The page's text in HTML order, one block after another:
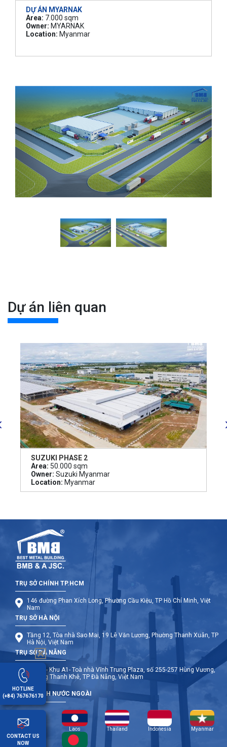
DỰ ÁN MYARNAK
Area: 7.000 sqm
Owner: MYARNAK
Location: Myanmar
Dự án liên quan
SUZUKI PHASE 2
Area: 50.000 sqm
Owner: Suzuki Myanmar
Location: Myanmar
TRỤ SỞ CHÍNH TP.HCM
146 đường Phan Xích Long, Phường Cầu Kiệu, TP Hồ Chí Minh, Việt
Nam
TRỤ SỞ HÀ NỘI
Tầng 12, Tòa nhà Sao Mai, 19 Lê Văn Lương, Phường Thanh Xuân, TP
Hà Nội, Việt Nam
TRỤ SỞ ĐÀ NẴNG
Tầng 9- Khu A1- Toà nhà Vĩnh Trung Plaza, số 255-257 Hùng Vương,
Phường Thanh Khê, TP Đà Nẵng, Việt Nam
CHI NHÁNH NƯỚC NGOÀI
Cambodia Laos Thailand Indonesia Myanmar
HOTLINE
(+84) 767676170
CONTACT US
NOW